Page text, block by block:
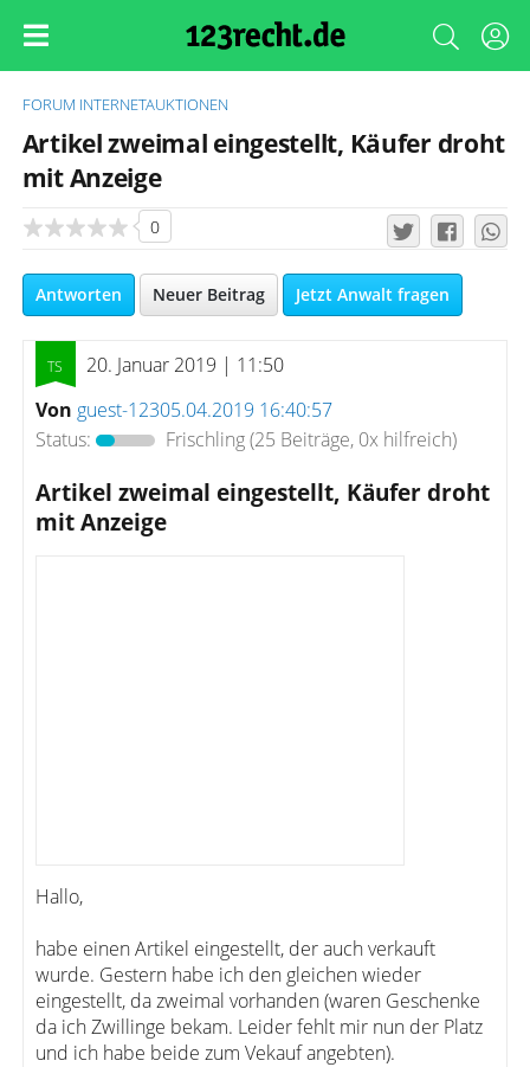
FORUM INTERNETAUKTIONEN
Artikel zweimal eingestellt, Käufer droht
mit Anzeige
0
Antworten Neuer Beitrag Jetzt Anwalt fragen
20. Januar 2019 | 11:50
Von guest-12305.04.2019 16:40:57
Status:
Frischling(25 Beiträge, 0x hilfreich)
Artikel zweimal eingestellt, Käufer droht
mit Anzeige
Hallo,
habe einen Artikel eingestellt, der auch verkauft
wurde. Gestern habe ich den gleichen wieder
eingestellt, da zweimal vorhanden (waren Geschenke
da ich Zwillinge bekam. Leider fehlt mir nun der Platz
und ich habe beide zum Vekauf angebten).